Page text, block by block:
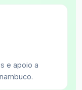
e apoio a